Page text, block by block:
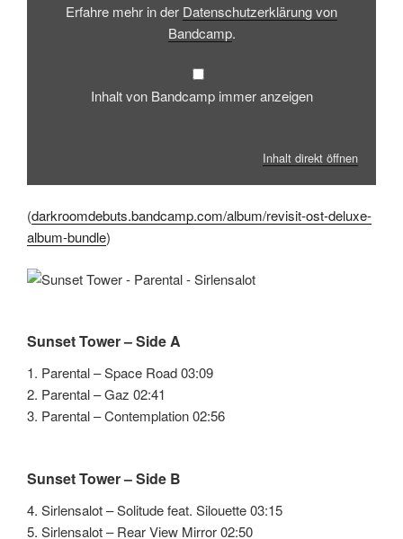
Erfahre mehr in der Datenschutzerklärung von
Bandcamp.
Inhalt von Bandcamp immer anzeigen
Inhalt direkt öffnen
(darkroomdebuts.bandcamp.com/album/revisit-ost-deluxe-
album-bundle)
Sunset Tower – Side A
1. Parental – Space Road 03:09
2. Parental – Gaz 02:41
3. Parental – Contemplation 02:56
Sunset Tower – Side B
4. Sirlensalot – Solitude feat. Silouette 03:15
5. Sirlensalot – Rear View Mirror 02:50